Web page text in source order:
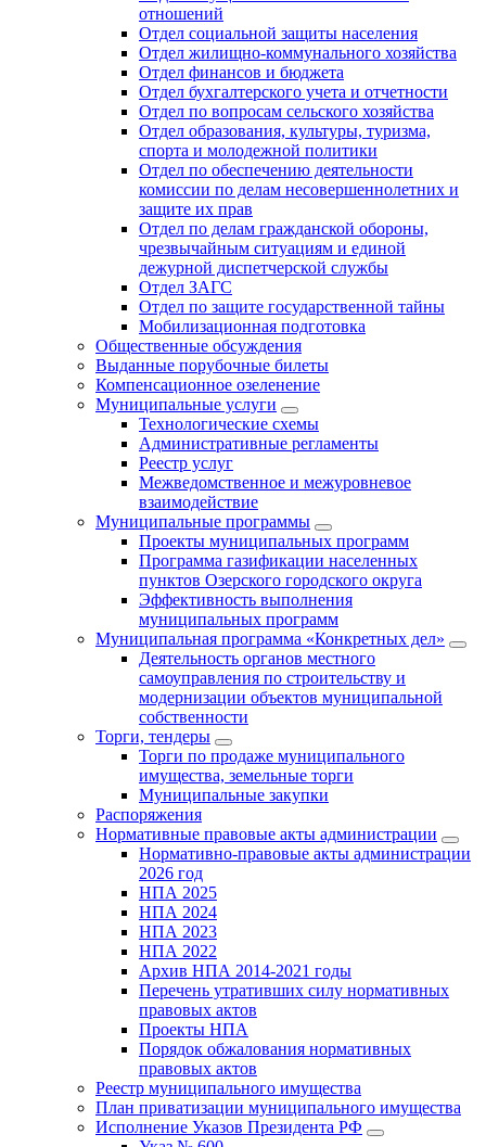
отношений
Отдел социальной защиты населения
Отдел жилищно-коммунального хозяйства
Отдел финансов и бюджета
Отдел бухгалтерского учета и отчетности
Отдел по вопросам сельского хозяйства
Отдел образования, культуры, туризма,
спорта и молодежной политики
Отдел по обеспечению деятельности
комиссии по делам несовершеннолетних и
защите их прав
Отдел по делам гражданской обороны,
чрезвычайным ситуациям и единой
дежурной диспетчерской службы
Отдел ЗАГС
Отдел по защите государственной тайны
Мобилизационная подготовка
Общественные обсуждения
Выданные порубочные билеты
Компенсационное озеленение
Муниципальные услуги
Технологические схемы
Административные регламенты
Реестр услуг
Межведомственное и межуровневое
взаимодействие
Муниципальные программы
Проекты муниципальных программ
Программа газификации населенных
пунктов Озерского городского округа
Эффективность выполнения
муниципальных программ
Муниципальная программа «Конкретных дел»
Деятельность органов местного
самоуправления по строительству и
модернизации объектов муниципальной
собственности
Торги, тендеры
Торги по продаже муниципального
имущества, земельные торги
Муниципальные закупки
Распоряжения
Нормативные правовые акты администрации
Нормативно-правовые акты администрации
2026 год
НПА 2025
НПА 2024
НПА 2023
НПА 2022
Архив НПА 2014-2021 годы
Перечень утративших силу нормативных
правовых актов
Проекты НПА
Порядок обжалования нормативных
правовых актов
Реестр муниципального имущества
План приватизации муниципального имущества
Исполнение Указов Президента РФ